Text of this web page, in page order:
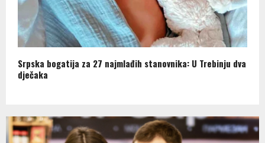
Srpska bogatija za 27 najmlađih stanovnika: U Trebinju dva
dječaka